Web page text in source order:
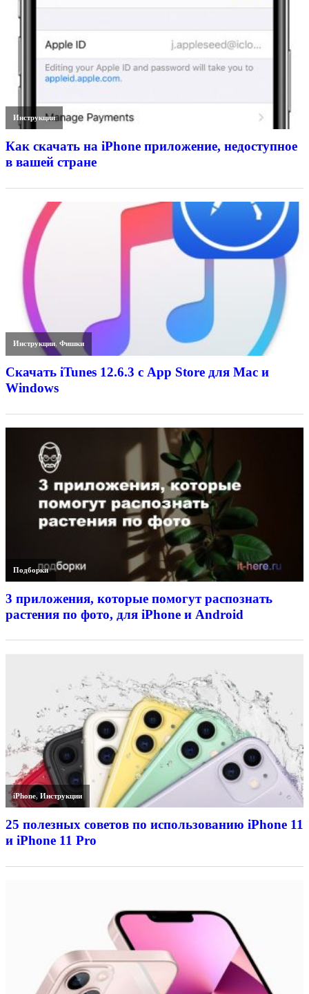
Инструкции
Как скачать на iPhone приложение, недоступное
в вашей стране
Инструкции,Фишки
Скачать iTunes 12.6.3 с App Store для Mac и
Windows
Подборки
3 приложения, которые помогут распознать
растения по фото, для iPhone и Android
iPhone,Инструкции
25 полезных советов по использованию iPhone 11
и iPhone 11 Pro